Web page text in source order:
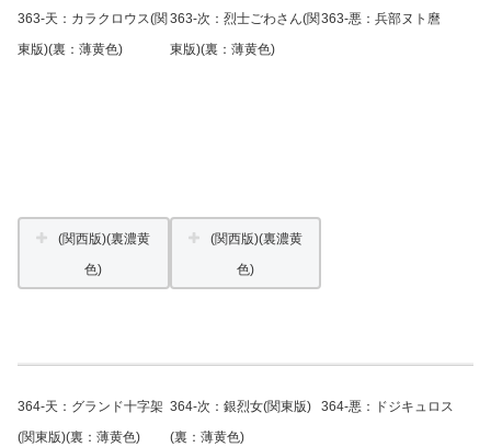
363-天：カラクロウス(関
東版)(裏：薄黄色)
363-次：烈士ごわさん(関
東版)(裏：薄黄色)
363-悪：兵部ヌト麿
(関西版)(裏濃黄
色)
(関西版)(裏濃黄
色)
364-天：グランド十字架
(関東版)(裏：薄黄色)
364-次：銀烈女(関東版)
(裏：薄黄色)
364-悪：ドジキュロス